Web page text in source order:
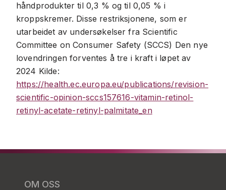
håndprodukter til 0,3 % og til 0,05 % i
kroppskremer. Disse restriksjonene, som er
utarbeidet av undersøkelser fra Scientific
Committee on Consumer Safety (SCCS) Den nye
lovendringen forventes å tre i kraft i løpet av
2024 Kilde:
https://health.ec.europa.eu/publications/revision-
scientific-opinion-sccs157616-vitamin-retinol-
retinyl-acetate-retinyl-palmitate_en
OM OSS